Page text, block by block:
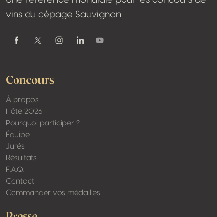
vins du cépage Sauvignon
FacebookTwitter / XInstagramLinkedinYoutube
Concours
À propos
Hôte 2026
Pourquoi participer ?
Équipe
Jurés
Résultats
F.A.Q.
Contact
Commander vos médailles